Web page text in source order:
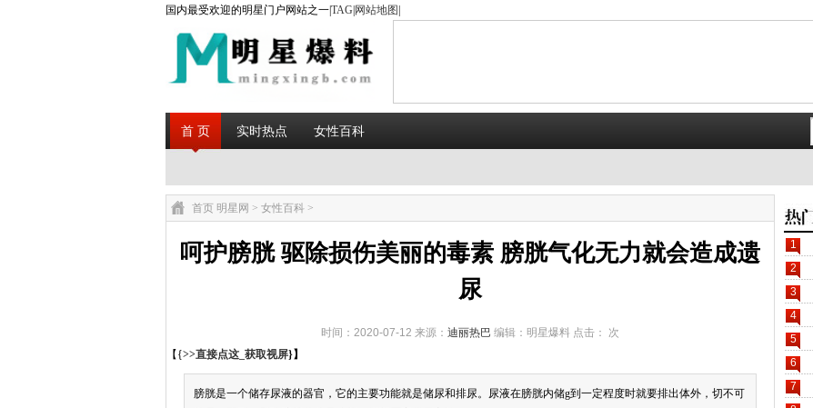
国内最受欢迎的明星门户网站之一|TAG 网站地图
首 页 实时热点 女性百科
首页 明星网 > 女性百科 >
呵护膀胱 驱除损伤美丽的毒素 膀胱气化无力就会造成遗
尿
时间：2020-07-12 来源： 迪丽热巴 编辑：明星爆料 点击：
次
【{>>直接点这_获取视屏}】
膀胱是一个储存尿液的器官，它的主要功能就是储尿和排尿。尿液在膀胱内储g到一定程度时就要排出体外，切不可
1
2
3
4
5
6
7